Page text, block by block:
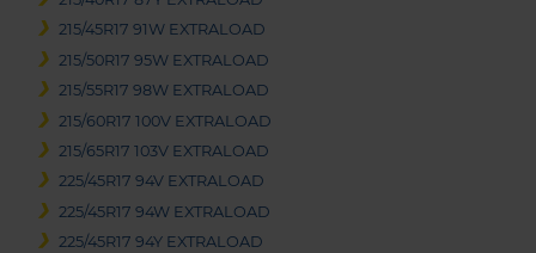
215/45R17 91W EXTRALOAD
215/50R17 95W EXTRALOAD
215/55R17 98W EXTRALOAD
215/60R17 100V EXTRALOAD
215/65R17 103V EXTRALOAD
225/45R17 94V EXTRALOAD
225/45R17 94W EXTRALOAD
225/45R17 94Y EXTRALOAD